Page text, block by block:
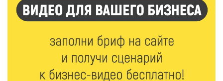
6 Авг 2026 15:01 183
От Твери до Москвы: выставка художника
Владимира Васильева о героях СВО проходит в РГБ
6 Авг 2026 14:55 154
В Твери создали соединения для кормовых